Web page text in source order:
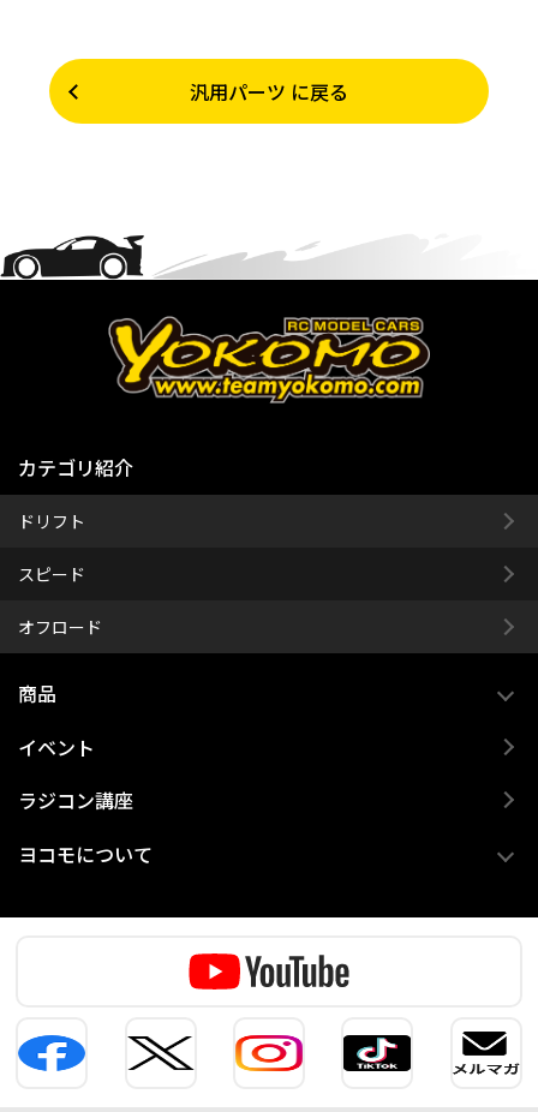
汎用パーツ に戻る
カテゴリ紹介
ドリフト
スピード
オフロード
商品
イベント
ラジコン講座
ヨコモについて